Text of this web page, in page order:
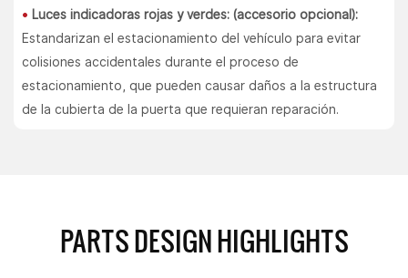
• Luces indicadoras rojas y verdes: (accesorio opcional):
Estandarizan el estacionamiento del vehículo para evitar
colisiones accidentales durante el proceso de
estacionamiento, que pueden causar daños a la estructura
de la cubierta de la puerta que requieran reparación.
PARTS DESIGN HIGHLIGHTS